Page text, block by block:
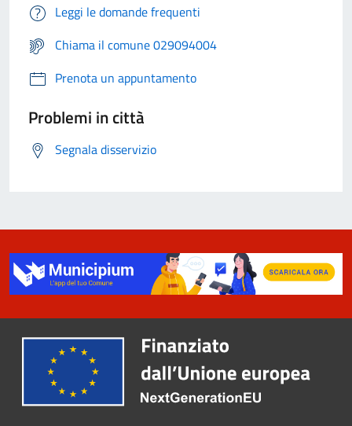
Leggi le domande frequenti
Chiama il comune 029094004
Prenota un appuntamento
Problemi in città
Segnala disservizio